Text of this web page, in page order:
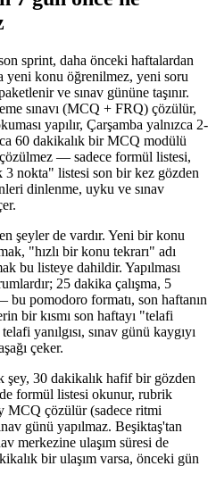
sprint, daha önceki haftalardan
yeni konu öğrenilmez, yeni soru
ve sınav gününe taşınır.
sınavı (MCQ + FRQ) çözülür,
yapılır, Çarşamba yalnızca 2-
60 dakikalık bir MCQ modülü
— sadece formül listesi,
3 nokta" listesi son bir kez gözden
dinlenme, uyku ve sınav
şeyler de vardır. Yeni bir konu
"hızlı bir konu tekrarı" adı
bu listeye dahildir. Yapılması
25 dakika çalışma, 5
pomodoro formatı, son haftanın
bir kısmı son haftayı "telafi
yanılgısı, sınav günü kaygıyı
çeker.
şey, 30 dakikalık hafif bir gözden
formül listesi okunur, rubrik
MCQ çözülür (sadece ritmi
günü yapılmaz. Beşiktaş'tan
merkezine ulaşım süresi de
bir ulaşım varsa, önceki gün